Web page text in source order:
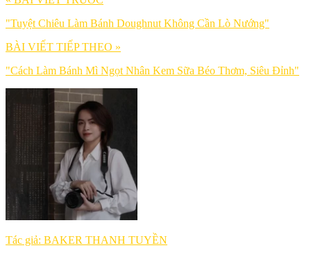
"Tuyệt Chiêu Làm Bánh Doughnut Không Cần Lò Nướng"
BÀI VIẾT TIẾP THEO »
"Cách Làm Bánh Mì Ngọt Nhân Kem Sữa Béo Thơm, Siêu Đỉnh"
Tác giả: BAKER THANH TUYỀN